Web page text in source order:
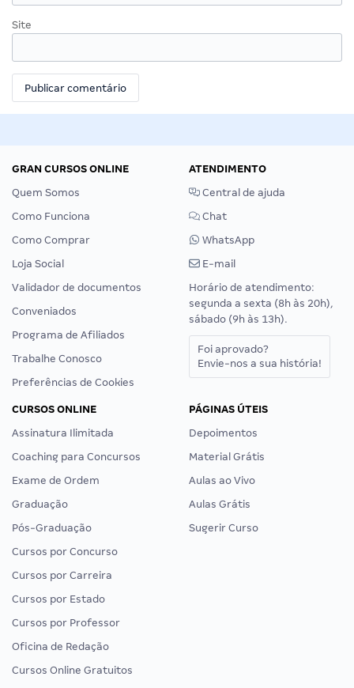
Site
GRAN CURSOS ONLINE
Quem Somos
Como Funciona
Como Comprar
Loja Social
Validador de documentos
Conveniados
Programa de Afiliados
Trabalhe Conosco
Preferências de Cookies
ATENDIMENTO
Central de ajuda
Chat
WhatsApp
E-mail
Horário de atendimento:
segunda a sexta (8h às 20h),
sábado (9h às 13h).
Foi aprovado?
Envie-nos a sua história!
CURSOS ONLINE
Assinatura Ilimitada
Coaching para Concursos
Exame de Ordem
Graduação
Pós-Graduação
Cursos por Concurso
Cursos por Carreira
Cursos por Estado
Cursos por Professor
Oficina de Redação
Cursos Online Gratuitos
PÁGINAS ÚTEIS
Depoimentos
Material Grátis
Aulas ao Vivo
Aulas Grátis
Sugerir Curso